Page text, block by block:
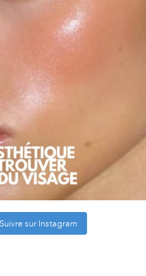
Suivre sur Instagram